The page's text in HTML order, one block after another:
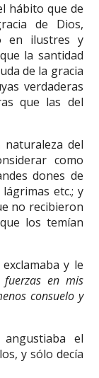
hábito que de
de Dios,
en ilustres y
la santidad
de la gracia
verdaderas
que las del
naturaleza del
como
dones de
etc.; y
no recibieron
los temían
y le
en mis
consuelo y
el
y sólo decía